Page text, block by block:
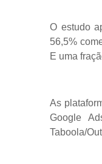
O estudo
56,5%
E uma
As
Google
Taboola/